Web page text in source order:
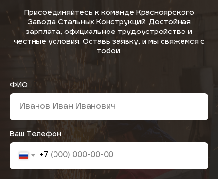
Присоединяйтесь к команде Красноярского
Завода Стальных Конструкций. Достойная
зарплата, официальное трудоустройство и
честные условия. Оставь заявку, и мы свяжемся с
тобой.
ФИО
Ваш Телефон
+7